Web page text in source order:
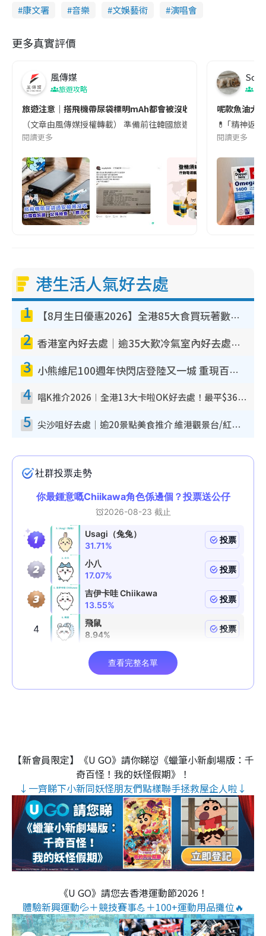
康文署 音樂 文娛藝術 演唱會
更多真實評價
風傳媒
旅遊攻略
旅遊注意｜搭飛機帶尿袋標明mAh都會被沒收😱出發前切記檢查
（文章由風傳媒授權轉載） 準備前往韓國旅遊的民眾，近期要
閱讀更多
Soul
呢款魚油大
💊 ｢精神返
閱讀更多
港生活人氣好去處
1 【8月生日優惠2026】全港85大食買玩著數攻略 自助餐/火鍋放題同行免費＋誠品/DONKI送現金券
2 香港室內好去處｜逾35大歎冷氣室內好去處推介 室內活動免費避雨無懼落雨
3 小熊維尼100週年快閃店登陸又一城 重現百畝森林經典場景／獨家限定盲盒登場／專屬DIY香水
4 唱K推介2026︱全港13大卡啦OK好去處！最平$36起 日文K都有！(附地址+收費詳情)
5 尖沙咀好去處｜逾20景點美食推介 維港觀景台/紅磚古蹟/九龍公園/室內遊樂場
【新會員限定】《U GO》請你睇👹《蠟筆小新劇場版：千
奇百怪！我的妖怪假期》！
↓一齊睇下小新同妖怪朋友們點樣聯手拯救屋企人啦↓
《U GO》請您去香港運動節2026！
體驗新興運動💦＋競技賽事💪＋100+運動用品攤位🔥